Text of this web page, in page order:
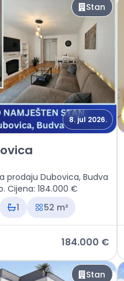
Stan
8. jul 2026.
Dubovica
prodaju Dubovica, Budva
Cijena: 184.000 €
1 52 m²
184.000 €
Stan